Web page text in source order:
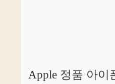
Apple 정품 아이